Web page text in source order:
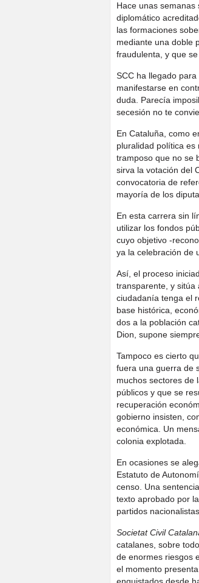
Hace unas
diplomático
las formaciones
mediante una doble
fraudulenta, y que
SCC ha llegado
manifestarse en
duda. Parecía
secesión no te
En Cataluña, como
pluralidad política es
tramposo que no se
sirva la votación del
convocatoria de
mayoría de los
En esta carrera sin
utilizar los fondos
cuyo objetivo -
ya la celebración de
Así, el proceso
transparente, y sitúa
ciudadanía tenga el
base histórica,
dos a la población
Dion, supone
Tampoco es cierto
fuera una guerra de
muchos sectores de
públicos y que se
recuperación
gobierno insisten,
económica. Un
colonia explotada.
En ocasiones se
Estatuto de
censo. Una
texto aprobado por
partidos
Societat Civil
catalanes, sobre
de enormes riesgos
el momento